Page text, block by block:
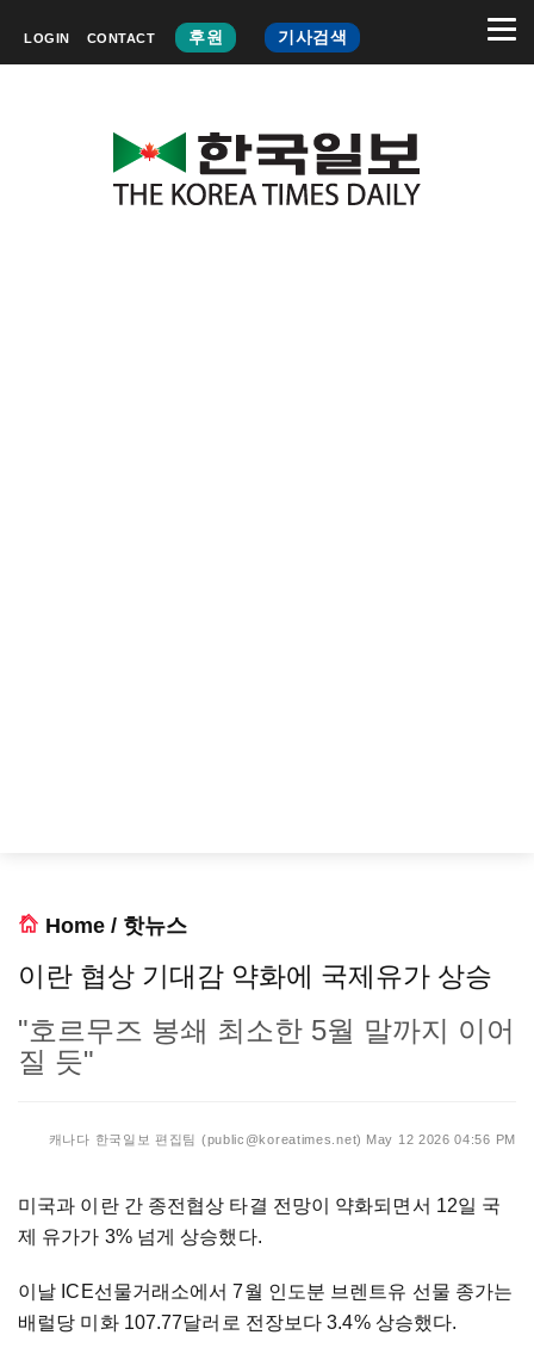
LOGIN CONTACT 후원 기사검색
Home / 핫뉴스
이란 협상 기대감 약화에 국제유가 상승
"호르무즈 봉쇄 최소한 5월 말까지 이어
질 듯"
캐나다 한국일보 편집팀 (public@koreatimes.net) May 12 2026 04:56 PM
미국과 이란 간 종전협상 타결 전망이 약화되면서 12일 국
제 유가가 3% 넘게 상승했다.
이날 ICE선물거래소에서 7월 인도분 브렌트유 선물 종가는
배럴당 미화 107.77달러로 전장보다 3.4% 상승했다.